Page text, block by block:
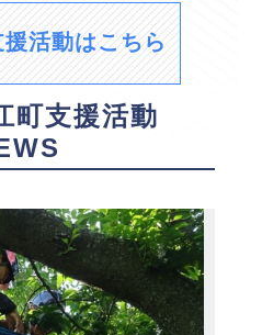
活動はこちら
町支援活動